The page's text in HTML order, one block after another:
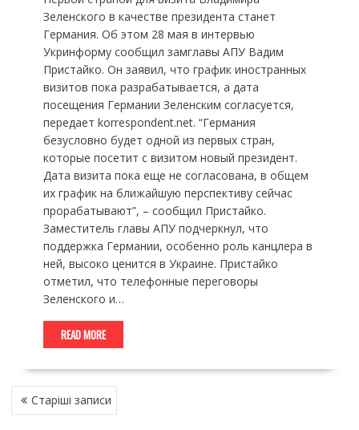
Зеленского в качестве президента станет
Германия. Об этом 28 мая в интервью
Укринформу сообщил замглавы АПУ Вадим
Пристайко. Он заявил, что график иностранных
визитов пока разрабатывается, а дата
посещения Германии Зеленским согласуется,
передает korrespondent.net. “Германия
безусловно будет одной из первых стран,
которые посетит с визитом новый президент.
Дата визита пока еще не согласована, в общем
их график на ближайшую перспективу сейчас
прорабатывают”, – сообщил Пристайко.
Заместитель главы АПУ подчеркнул, что
поддержка Германии, особенно роль канцлера в
ней, высоко ценится в Украине. Пристайко
отметил, что телефонные переговоры
Зеленского и…
READ MORE
НАВІГАЦІЯ
ЗА Старіші записи